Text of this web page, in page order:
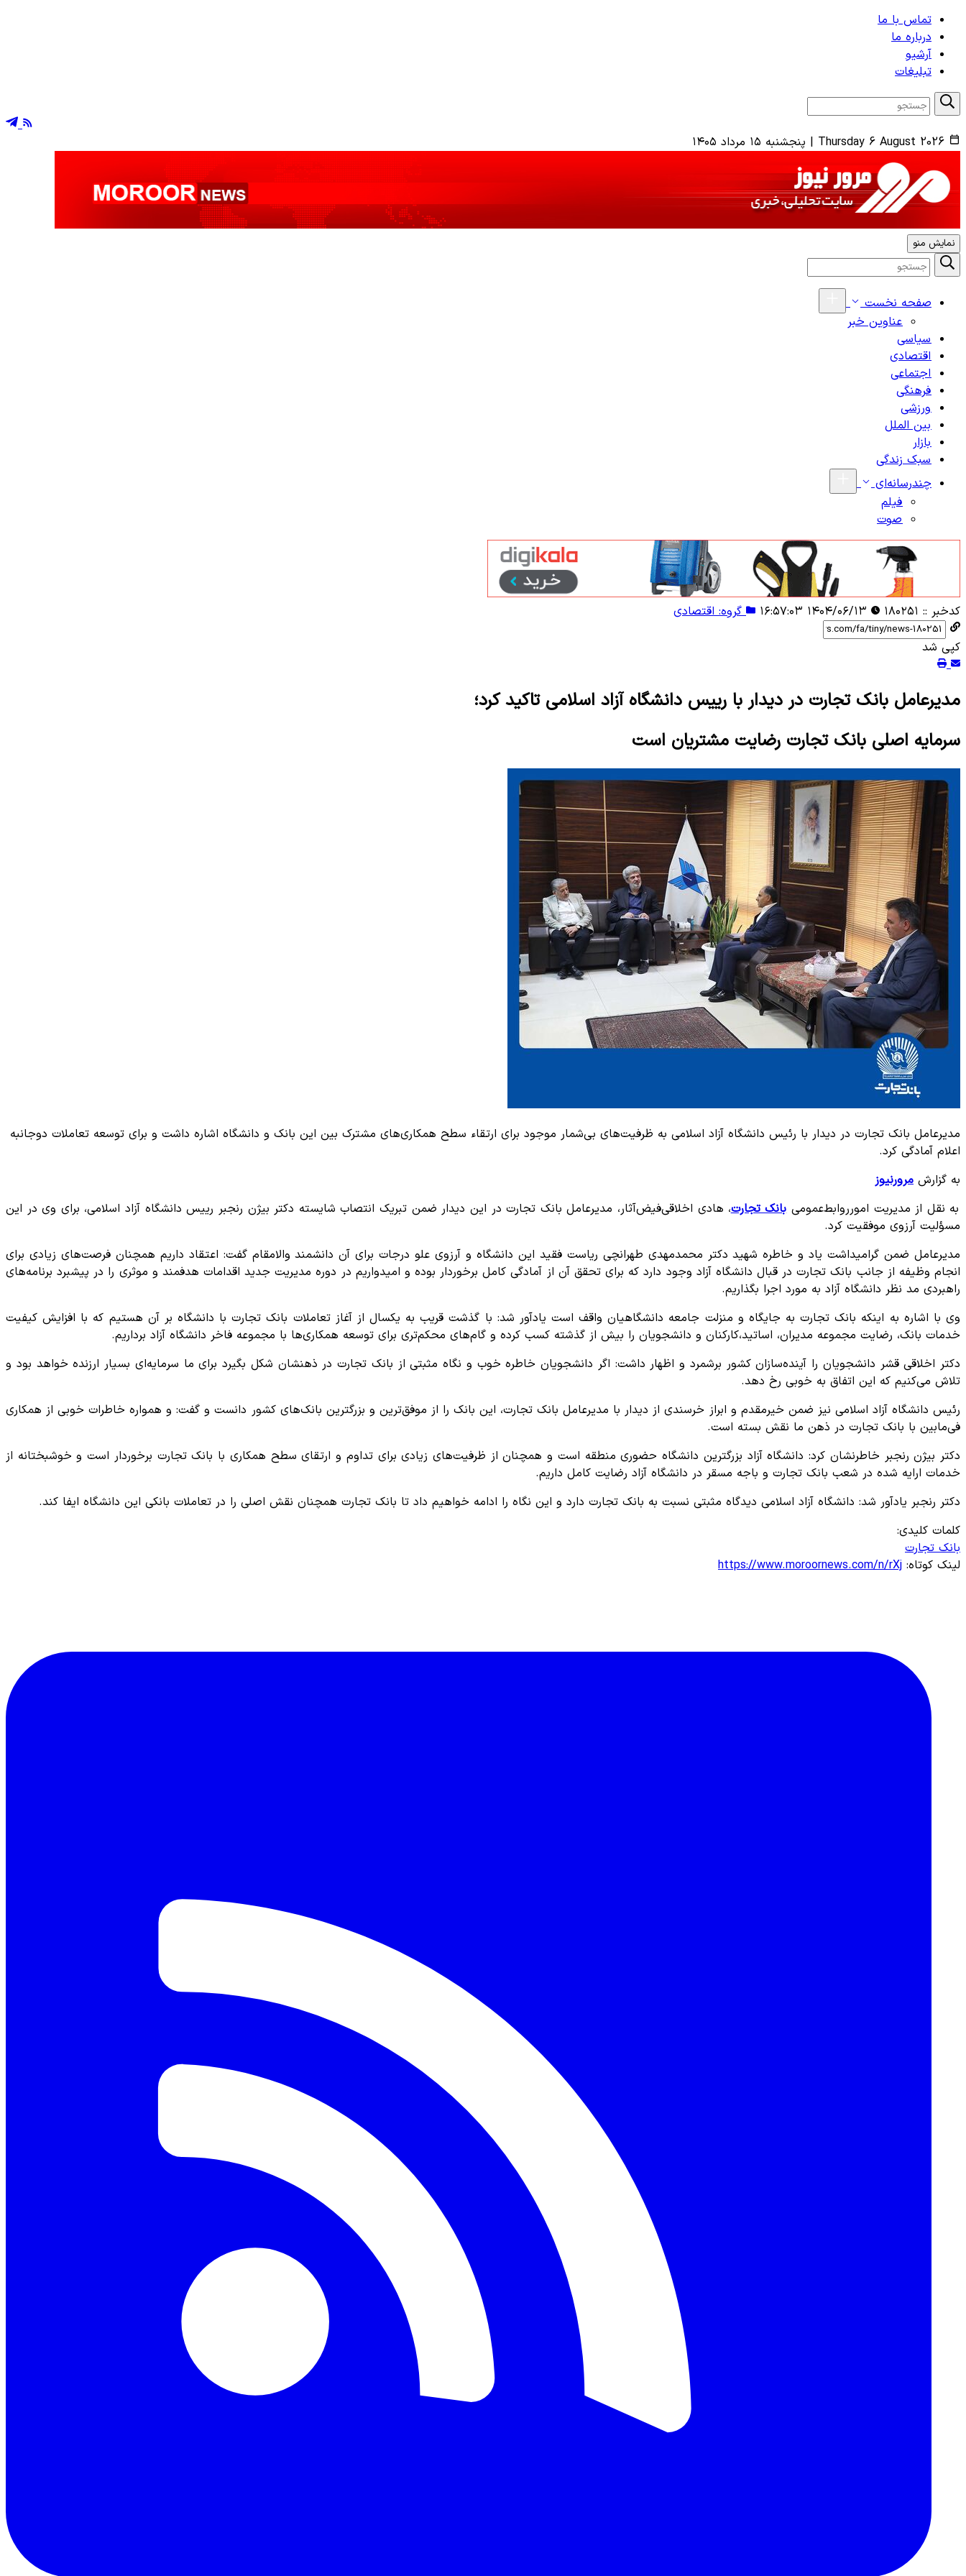
تماس با ما
درباره ما
آرشیو
تبلیغات
Thursday 6 August 2026
| پنجشنبه ۱۵ مرداد ۱۴۰۵
نمایش منو
صفحه نخست
عناوین خبر
سیاسی
اقتصادی
اجتماعی
فرهنگی
ورزشی
بین الملل
بازار
سبک زندگی
چندرسانه‌ای
فیلم
صوت
کدخبر :: ۱۸۰۲۵۱ گروه: اقتصادی
کپی شد
مدیرعامل بانک تجارت در دیدار با رییس دانشگاه آزاد اسلامی تاکید کرد؛
سرمایه اصلی بانک تجارت رضایت مشتریان است
مدیرعامل بانک تجارت در دیدار با رئیس دانشگاه آزاد اسلامی به ظرفیت‌های بی‌شمار موجود برای ارتقاء سطح همکاری‌های مشترک بین این بانک و دانشگاه اشاره داشت و برای توسعه تعاملات دوجانبه
اعلام آمادگی کرد.
به گزارش مرورنیوز
به نقل از مدیریت امورروابط‌عمومیبانک تجارت، هادی اخلاقی‌فیض‌آثار، مدیرعامل بانک تجارت در این دیدار ضمن تبریک انتصاب شایسته دکتر بیژن رنجبر رییس دانشگاه آزاد اسلامی، برای وی در این
مسؤلیت آرزوی موفقیت کرد.
مدیرعامل ضمن گرامیداشت یاد و خاطره شهید دکتر محمدمهدی طهرانچی ریاست فقید این دانشگاه و آرزوی علو درجات برای آن دانشمند والامقام گفت: اعتقاد داریم همچنان فرصت‌های زیادی برای
انجام وظیفه از جانب بانک تجارت در قبال دانشگاه آزاد وجود دارد که برای تحقق آن از آمادگی کامل برخوردار بوده و امیدواریم در دوره مدیریت جدید اقدامات هدفمند و موثری را در پیشبرد برنامه‌های
راهبردی مد نظر دانشگاه آزاد به مورد اجرا بگذاریم.
وی با اشاره به اینکه بانک تجارت به جایگاه و منزلت جامعه دانشگاهیان واقف است یادآور شد: با گذشت قریب به یکسال از آغاز تعاملات بانک تجارت با دانشگاه بر آن هستیم که با افزایش کیفیت
خدمات بانک، رضایت مجموعه مدیران، اساتید،کارکنان و دانشجویان را بیش از گذشته کسب کرده و گام‌های محکم‌تری برای توسعه همکاری‌ها با مجموعه فاخر دانشگاه آزاد برداریم.
دکتر اخلاقی قشر دانشجویان را آینده‌سازان کشور برشمرد و اظهار داشت: اگر دانشجویان خاطره خوب و نگاه مثبتی از بانک تجارت در ذهنشان شکل بگیرد برای ما سرمایه‌ای بسیار ارزنده خواهد بود و
تلاش می‌کنیم که این اتفاق به خوبی رخ دهد.
رئیس دانشگاه آزاد اسلامی نیز ضمن خیرمقدم و ابراز خرسندی از دیدار با مدیرعامل بانک تجارت، این بانک را از موفق‌ترین و بزرگترین بانک‌های کشور دانست و گفت: و همواره خاطرات خوبی از همکاری
فی‌مابین با بانک تجارت در ذهن ما نقش بسته است.
دکتر بیژن رنجبر خاطرنشان کرد: دانشگاه آزاد بزرگترین دانشگاه حضوری منطقه است و همچنان از ظرفیت‌های زیادی برای تداوم و ارتقای سطح همکاری با بانک تجارت برخوردار است و خوشبختانه از
خدمات ارایه شده در شعب بانک تجارت و باجه مسقر در دانشگاه آزاد رضایت کامل داریم.
دکتر رنجبر یادآور شد: دانشگاه آزاد اسلامی دیدگاه مثبتی نسبت به بانک تجارت دارد و این نگاه را ادامه خواهیم داد تا بانک تجارت همچنان نقش اصلی را در تعاملات بانکی این دانشگاه ایفا کند‌.
کلمات کلیدی:
بانک تجارت
لینک کوتاه: https://www.moroornews.com/n/rXj